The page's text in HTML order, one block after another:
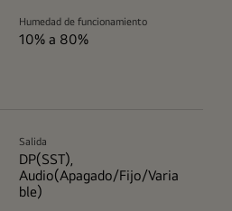
Humedad de funcionamiento
10% a 80%
Salida
DP(SST),
Audio(Apagado/Fijo/Varia
ble)